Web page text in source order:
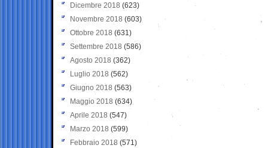
Dicembre 2018 (623)
Novembre 2018 (603)
Ottobre 2018 (631)
Settembre 2018 (586)
Agosto 2018 (362)
Luglio 2018 (562)
Giugno 2018 (563)
Maggio 2018 (634)
Aprile 2018 (547)
Marzo 2018 (599)
Febbraio 2018 (571)